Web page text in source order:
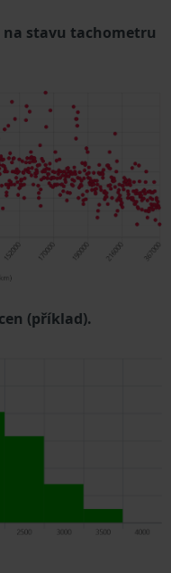
na stavu tachometru
(příklad).